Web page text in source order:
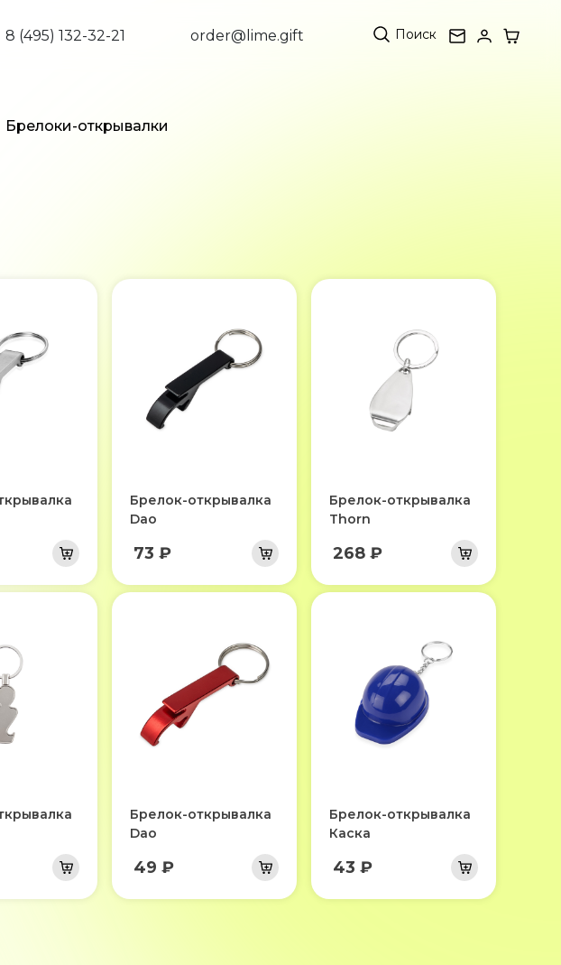
8 (495) 132-32-21 order@lime.gift Поиск
Брелоки-открывалки
Брелок-открывалка
Dao
73 ₽
Брелок-открывалка
Thorn
268 ₽
Брелок-открывалка
Dao
49 ₽
Брелок-открывалка
Каска
43 ₽